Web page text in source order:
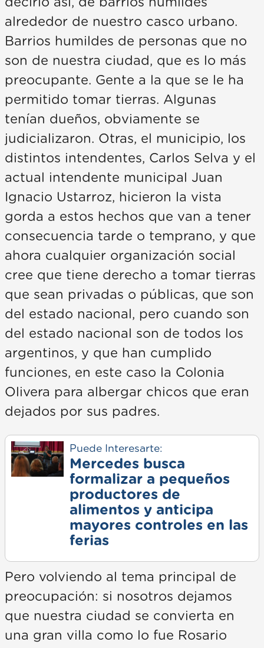
alrededor de nuestro casco urbano.
Barrios humildes de personas que no
son de nuestra ciudad, que es lo más
preocupante. Gente a la que se le ha
permitido tomar tierras. Algunas
tenían dueños, obviamente se
judicializaron. Otras, el municipio, los
distintos intendentes, Carlos Selva y el
actual intendente municipal Juan
Ignacio Ustarroz, hicieron la vista
gorda a estos hechos que van a tener
consecuencia tarde o temprano, y que
ahora cualquier organización social
cree que tiene derecho a tomar tierras
que sean privadas o públicas, que son
del estado nacional, pero cuando son
del estado nacional son de todos los
argentinos, y que han cumplido
funciones, en este caso la Colonia
Olivera para albergar chicos que eran
dejados por sus padres.
Puede Interesarte:
Mercedes busca
formalizar a pequeños
productores de
alimentos y anticipa
mayores controles en las
ferias
Pero volviendo al tema principal de
preocupación: si nosotros dejamos
que nuestra ciudad se convierta en
una gran villa como lo fue Rosario